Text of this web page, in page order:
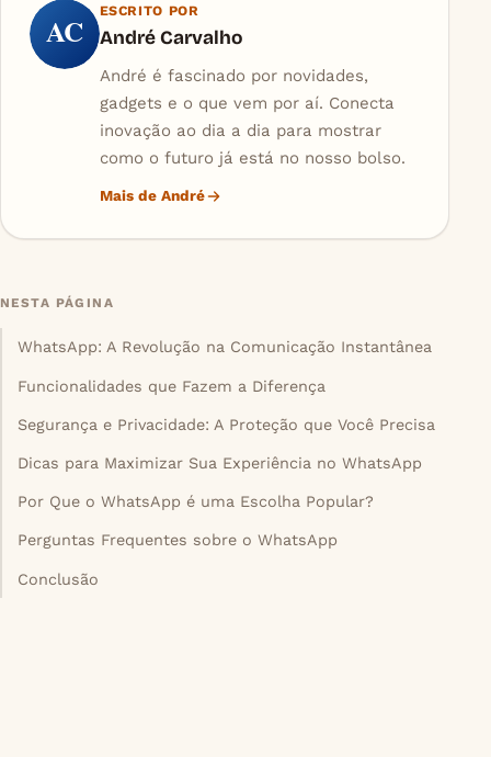
AC
ESCRITO POR
André Carvalho
André é fascinado por novidades,
gadgets e o que vem por aí. Conecta
inovação ao dia a dia para mostrar
como o futuro já está no nosso bolso.
Mais de André
NESTA PÁGINA
WhatsApp: A Revolução na Comunicação Instantânea
Funcionalidades que Fazem a Diferença
Segurança e Privacidade: A Proteção que Você Precisa
Dicas para Maximizar Sua Experiência no WhatsApp
Por Que o WhatsApp é uma Escolha Popular?
Perguntas Frequentes sobre o WhatsApp
Conclusão